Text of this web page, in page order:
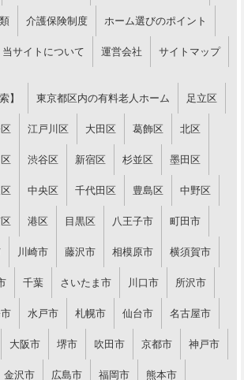
介護保険制度 ホーム選びのポイント
当サイトについて 運営会社 サイトマップ
】 東京都区内の有料老人ホーム 足立区
江戸川区 大田区 葛飾区 北区
渋谷区 新宿区 杉並区 墨田区
中央区 千代田区 豊島区 中野区
港区 目黒区 八王子市 町田市
川崎市 藤沢市 相模原市 横須賀市
千葉 さいたま市 川口市 所沢市
水戸市 札幌市 仙台市 名古屋市
大阪市 堺市 吹田市 京都市 神戸市
金沢市 広島市 福岡市 熊本市